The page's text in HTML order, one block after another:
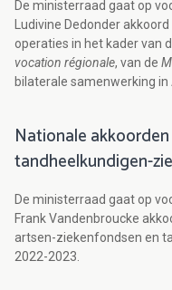
De ministerraad gaat op
Ludivine Dedonder
operaties in het kader van
vocation régionale, van de
bilaterale samenwerking in
Nationale
tandheelkundigen-
De ministerraad gaat op
Frank Vandenbroucke
artsen-ziekenfondsen en
2022-2023.